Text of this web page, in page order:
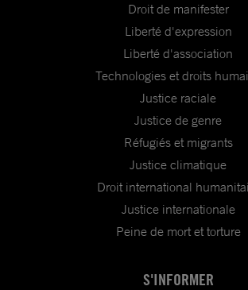
Droit de manifester
Liberté d'expression
Liberté d'association
Technologies et droits
Justice raciale
Justice de genre
Réfugiés et migrants
Justice climatique
Droit international
Justice internationale
Peine de mort et torture
S'INFORMER